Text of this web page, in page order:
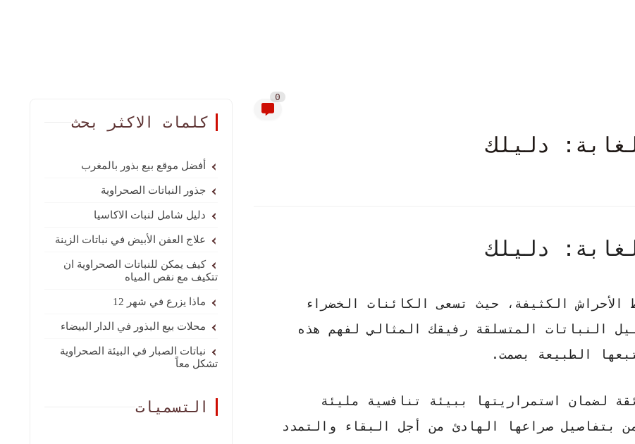
0
دليلك
دليلك
الكثيفة، حيث تسعى الكائنات الخضراء
النباتات المتسلقة رفيقك المثالي لفهم هذه
الطبيعة بصمت.
لضمان استمراريتها ببيئة تنافسية مليئة
بتفاصيل صراعها الهادئ من أجل البقاء والتمدد
كلمات الاكثر بحث
أفضل موقع بيع بذور بالمغرب
جذور النباتات الصحراوية
دليل شامل لنبات الاكاسيا
علاج العفن الأبيض في نباتات الزينة
كيف يمكن للنباتات الصحراوية ان
تتكيف مع نقص المياه
ماذا يزرع في شهر 12
محلات بيع البذور في الدار البيضاء
نباتات الصبار في البيئة الصحراوية
تشكل معاً
التسميات